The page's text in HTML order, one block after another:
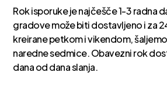
Rok isporuke je najčešče 1-3 radna
gradove može biti dostavljeno i za
kreirane petkom i vikendom,
naredne sedmice. Obavezni rok
dana od dana slanja.